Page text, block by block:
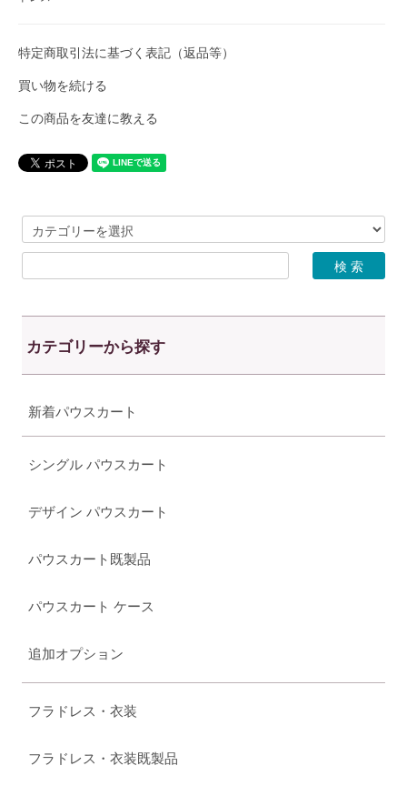
特定商取引法に基づく表記（返品等）
買い物を続ける
この商品を友達に教える
カテゴリーから探す
新着パウスカート
シングル パウスカート
デザイン パウスカート
パウスカート既製品
パウスカート ケース
追加オプション
フラドレス・衣装
フラドレス・衣装既製品